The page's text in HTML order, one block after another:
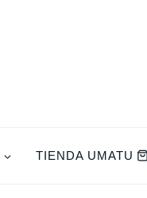
TIENDA UMATU